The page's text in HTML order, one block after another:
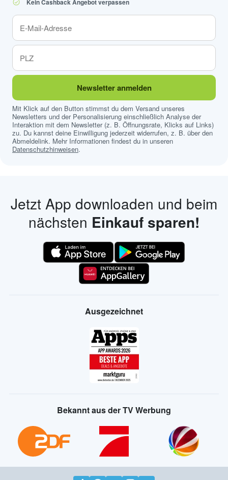
Kein Cashback Angebot verpassen
Newsletter anmelden
Mit Klick auf den Button stimmst du dem Versand unseres
Newsletters und der Personalisierung einschließlich Analyse der
Interaktion mit dem Newsletter (z. B. Öffnungsrate, Klicks auf Links)
zu. Du kannst deine Einwilligung jederzeit widerrufen, z. B. über den
Abmeldelink. Mehr Informationen findest du in unseren
Datenschutzhinweisen.
Jetzt App downloaden und beim
nächsten Einkauf sparen!
Ausgezeichnet
Bekannt aus der TV Werbung